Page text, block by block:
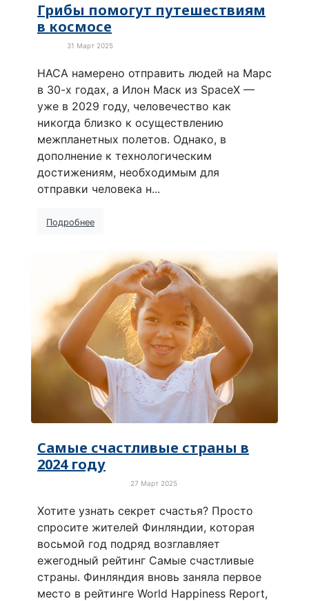
Грибы помогут путешествиям
в космосе
31 Март 2025
НАСА намерено отправить людей на Марс
в 30-х годах, а Илон Маск из SpaceX —
уже в 2029 году, человечество как
никогда близко к осуществлению
межпланетных полетов. Однако, в
дополнение к технологическим
достижениям, необходимым для
отправки человека н...
Подробнее
Самые счастливые страны в
2024 году
27 Март 2025
Хотите узнать секрет счастья? Просто
спросите жителей Финляндии, которая
восьмой год подряд возглавляет
ежегодный рейтинг Самые счастливые
страны. Финляндия вновь заняла первое
место в рейтинге World Happiness Report,